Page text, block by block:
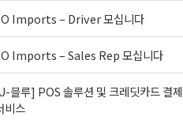
Imports – Driver 모십니다
Imports – Sales Rep 모십니다
블루] POS 솔루션 및 크레딧카드 결제
비스